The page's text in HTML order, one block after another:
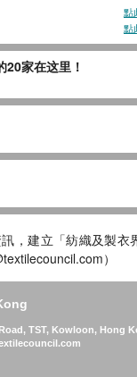
口概况 點
口概况 點
家在这里！
，建立「紡織及製衣
）
TST, Kowloon, Hong